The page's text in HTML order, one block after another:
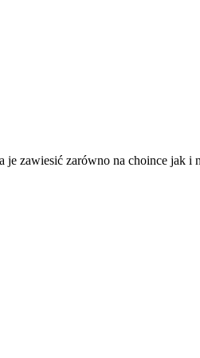
je zawiesić zarówno na choince jak i